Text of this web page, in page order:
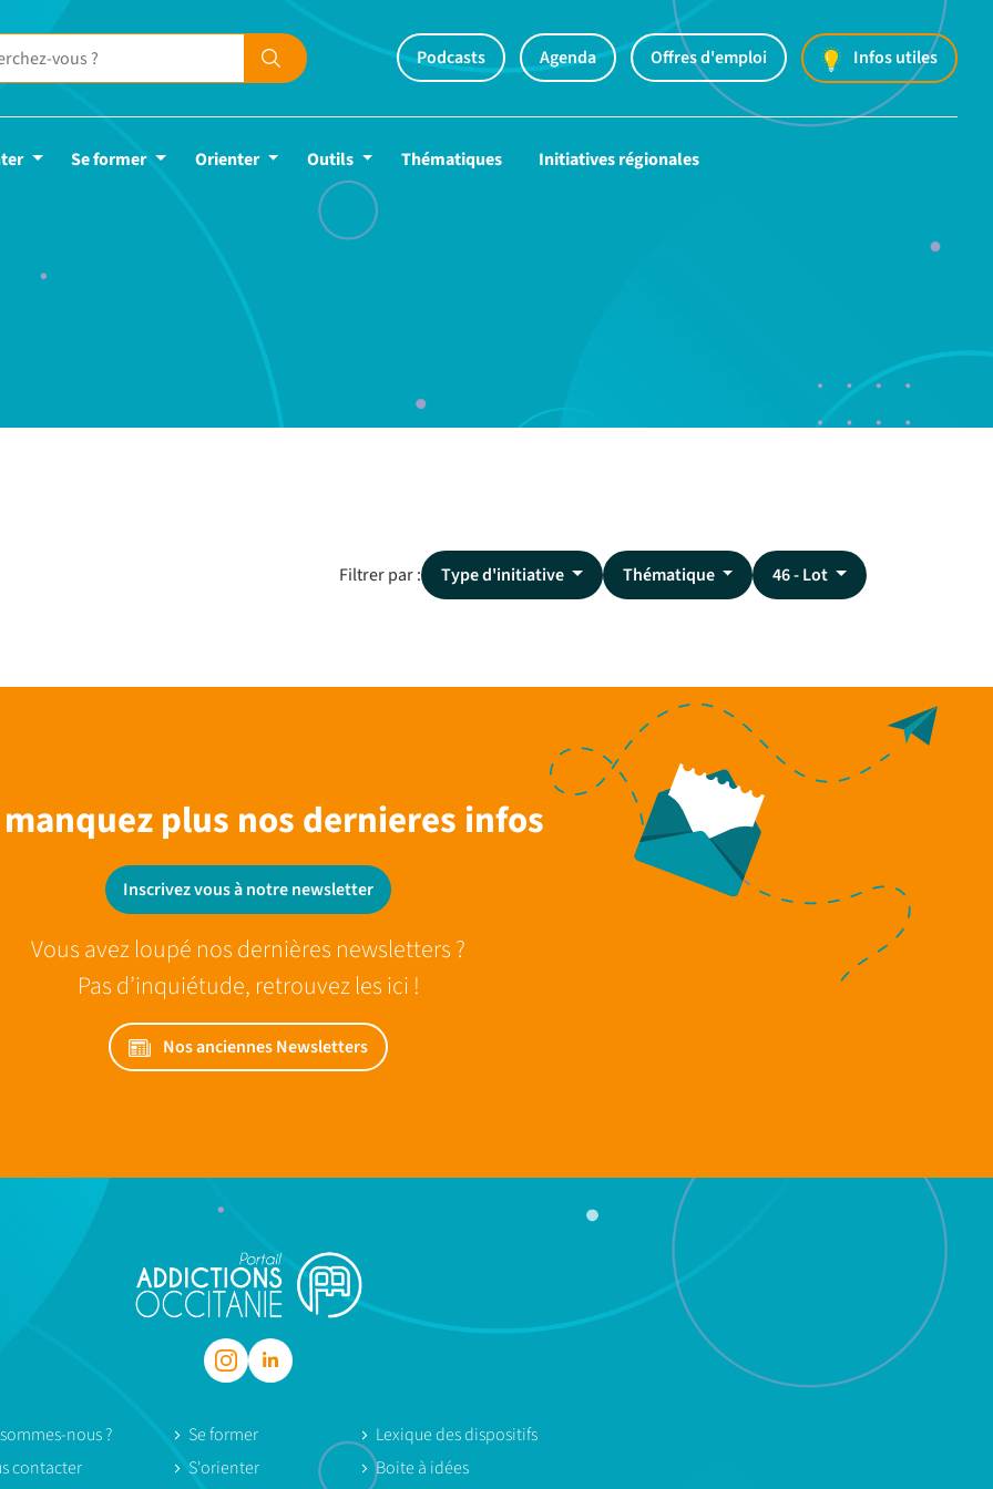
Podcasts Agenda Offres d'emploi Infos utiles
Se former Orienter Outils Thématiques Initiatives régionales
Filtrer par : Type d'initiative Thématique 46 - Lot
plus nos dernieres infos
Inscrivez vous à notre newsletter
Vous avez loupé nos dernières newsletters ?
Pas d’inquiétude, retrouvez les ici !
Nos anciennes Newsletters
nous ?
contacter
Se former
S'orienter
Lexique des dispositifs
Boite à idées